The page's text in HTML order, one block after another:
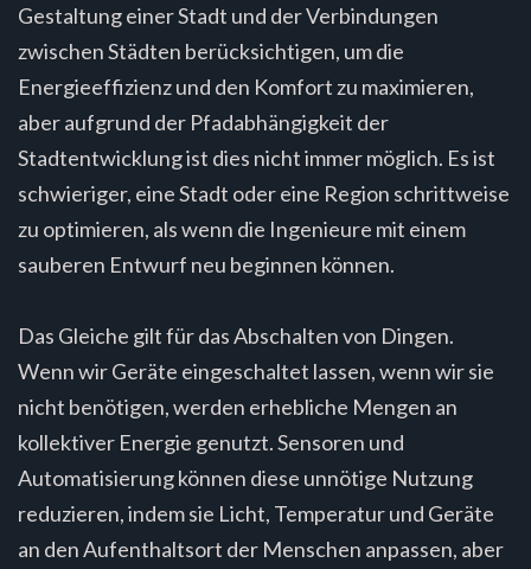
Gestaltung einer Stadt und der Verbindungen
zwischen Städten berücksichtigen, um die
Energieeffizienz und den Komfort zu maximieren,
aber aufgrund der Pfadabhängigkeit der
Stadtentwicklung ist dies nicht immer möglich. Es ist
schwieriger, eine Stadt oder eine Region schrittweise
zu optimieren, als wenn die Ingenieure mit einem
sauberen Entwurf neu beginnen können.
Das Gleiche gilt für das Abschalten von Dingen.
Wenn wir Geräte eingeschaltet lassen, wenn wir sie
nicht benötigen, werden erhebliche Mengen an
kollektiver Energie genutzt. Sensoren und
Automatisierung können diese unnötige Nutzung
reduzieren, indem sie Licht, Temperatur und Geräte
an den Aufenthaltsort der Menschen anpassen, aber